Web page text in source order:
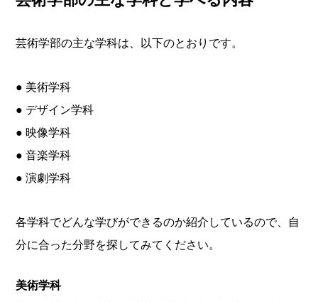
芸術学部の主な学科は、以下のとおりです。
● 美術学科
● デザイン学科
● 映像学科
● 音楽学科
● 演劇学科
各学科でどんな学びができるのか紹介しているので、自
分に合った分野を探してみてください。
美術学科